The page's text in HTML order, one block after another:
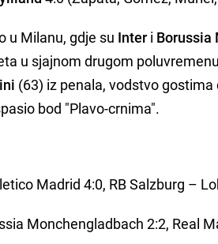
u Milanu, gdje su Inter i Borussia
u sjajnom drugom
(63) iz penala, vodstvo gostima
bod "Plavo-crnima".
Madrid 4:0, RB Salzburg –
Monchengladbach 2:2, Real